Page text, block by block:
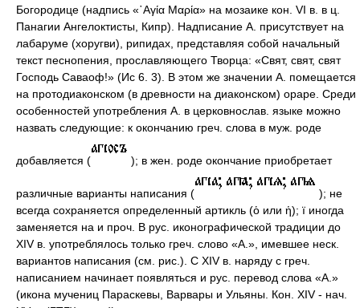
Богородице (надпись «῾Αγία Μαρία» на мозаике кон. VI в. в ц.
Панагии Ангелоктисты, Кипр). Надписание А. присутствует на
лабаруме (хоругви), рипидах, представляя собой начальный
текст песнопения, прославляющего Творца: «Свят, свят, свят
Господь Саваоф!» (Ис 6. 3). В этом же значении А. помещается
на протодиаконском (в древности на диаконском) ораре. Среди
особенностей употребления А. в церковнослав. языке можно
назвать следующие: к окончанию греч. слова в муж. роде
добавляется ( ); в жен. роде окончание приобретает
различные варианты написания (
); не
всегда сохраняется определенный артикль (ὁ или ἡ); ï иногда
заменяется на и проч. В рус. иконографической традиции до
XIV в. употреблялось только греч. слово «А.», имевшее неск.
вариантов написания (см. рис.). С XIV в. наряду с греч.
написанием начинает появляться и рус. перевод слова «А.»
(икона мучениц Параскевы, Варвары и Ульяны. Кон. XIV - нач.